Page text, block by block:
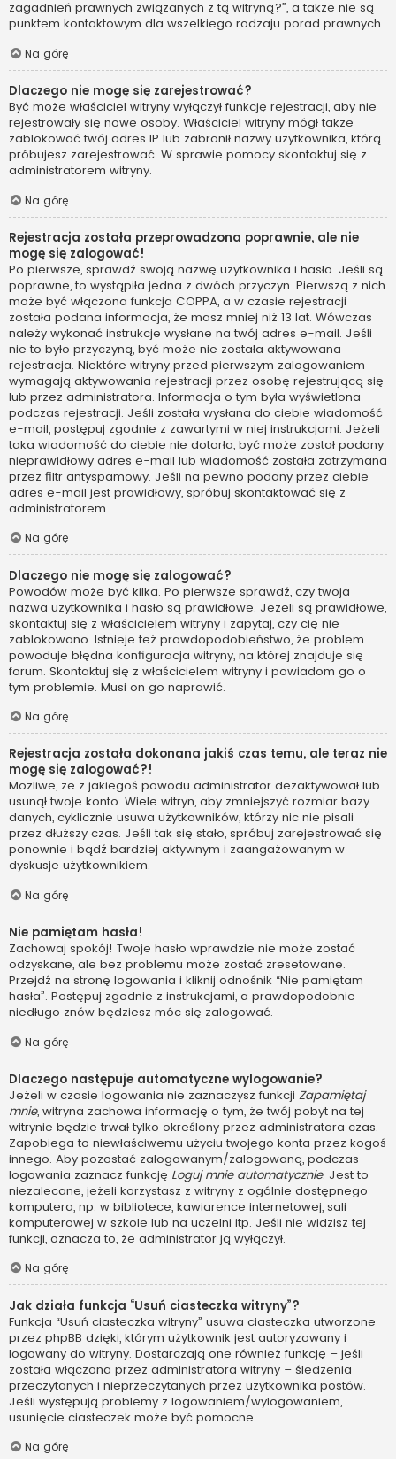
zagadnień prawnych związanych z tą witryną?”, a także nie są
punktem kontaktowym dla wszelkiego rodzaju porad prawnych.
Na górę
Dlaczego nie mogę się zarejestrować?
Być może właściciel witryny wyłączył funkcję rejestracji, aby nie
rejestrowały się nowe osoby. Właściciel witryny mógł także
zablokować twój adres IP lub zabronił nazwy użytkownika, którą
próbujesz zarejestrować. W sprawie pomocy skontaktuj się z
administratorem witryny.
Na górę
Rejestracja została przeprowadzona poprawnie, ale nie
mogę się zalogować!
Po pierwsze, sprawdź swoją nazwę użytkownika i hasło. Jeśli są
poprawne, to wystąpiła jedna z dwóch przyczyn. Pierwszą z nich
może być włączona funkcja COPPA, a w czasie rejestracji
została podana informacja, że masz mniej niż 13 lat. Wówczas
należy wykonać instrukcje wysłane na twój adres e-mail. Jeśli
nie to było przyczyną, być może nie została aktywowana
rejestracja. Niektóre witryny przed pierwszym zalogowaniem
wymagają aktywowania rejestracji przez osobę rejestrującą się
lub przez administratora. Informacja o tym była wyświetlona
podczas rejestracji. Jeśli została wysłana do ciebie wiadomość
e-mail, postępuj zgodnie z zawartymi w niej instrukcjami. Jeżeli
taka wiadomość do ciebie nie dotarła, być może został podany
nieprawidłowy adres e-mail lub wiadomość została zatrzymana
przez filtr antyspamowy. Jeśli na pewno podany przez ciebie
adres e-mail jest prawidłowy, spróbuj skontaktować się z
administratorem.
Na górę
Dlaczego nie mogę się zalogować?
Powodów może być kilka. Po pierwsze sprawdź, czy twoja
nazwa użytkownika i hasło są prawidłowe. Jeżeli są prawidłowe,
skontaktuj się z właścicielem witryny i zapytaj, czy cię nie
zablokowano. Istnieje też prawdopodobieństwo, że problem
powoduje błędna konfiguracja witryny, na której znajduje się
forum. Skontaktuj się z właścicielem witryny i powiadom go o
tym problemie. Musi on go naprawić.
Na górę
Rejestracja została dokonana jakiś czas temu, ale teraz nie
mogę się zalogować?!
Możliwe, że z jakiegoś powodu administrator dezaktywował lub
usunął twoje konto. Wiele witryn, aby zmniejszyć rozmiar bazy
danych, cyklicznie usuwa użytkowników, którzy nic nie pisali
przez dłuższy czas. Jeśli tak się stało, spróbuj zarejestrować się
ponownie i bądź bardziej aktywnym i zaangażowanym w
dyskusje użytkownikiem.
Na górę
Nie pamiętam hasła!
Zachowaj spokój! Twoje hasło wprawdzie nie może zostać
odzyskane, ale bez problemu może zostać zresetowane.
Przejdź na stronę logowania i kliknij odnośnik “Nie pamiętam
hasła”. Postępuj zgodnie z instrukcjami, a prawdopodobnie
niedługo znów będziesz móc się zalogować.
Na górę
Dlaczego następuje automatyczne wylogowanie?
Jeżeli w czasie logowania nie zaznaczysz funkcji Zapamiętaj
mnie, witryna zachowa informację o tym, że twój pobyt na tej
witrynie będzie trwał tylko określony przez administratora czas.
Zapobiega to niewłaściwemu użyciu twojego konta przez kogoś
innego. Aby pozostać zalogowanym/zalogowaną, podczas
logowania zaznacz funkcję Loguj mnie automatycznie. Jest to
niezalecane, jeżeli korzystasz z witryny z ogólnie dostępnego
komputera, np. w bibliotece, kawiarence internetowej, sali
komputerowej w szkole lub na uczelni itp. Jeśli nie widzisz tej
funkcji, oznacza to, że administrator ją wyłączył.
Na górę
Jak działa funkcja “Usuń ciasteczka witryny”?
Funkcja “Usuń ciasteczka witryny” usuwa ciasteczka utworzone
przez phpBB dzięki, którym użytkownik jest autoryzowany i
logowany do witryny. Dostarczają one również funkcję – jeśli
została włączona przez administratora witryny – śledzenia
przeczytanych i nieprzeczytanych przez użytkownika postów.
Jeśli występują problemy z logowaniem/wylogowaniem,
usunięcie ciasteczek może być pomocne.
Na górę